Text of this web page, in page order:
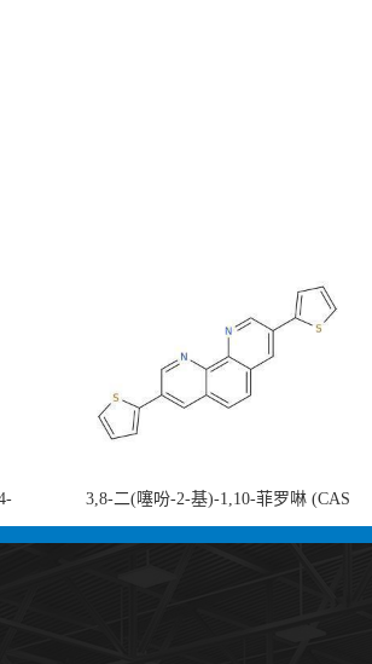
货
3,8-二(噻吩-2-基)-1,10-菲罗啉 (CAS
753491-32-6)1,10-Phenanthroline, 3,8-di-2-